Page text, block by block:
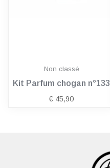
Non classé
Kit Parfum chogan n°133
€ 45,90